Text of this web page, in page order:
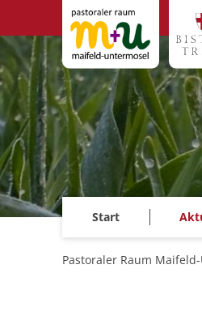
Zum Inhalt springen
Start
Pastoraler Raum